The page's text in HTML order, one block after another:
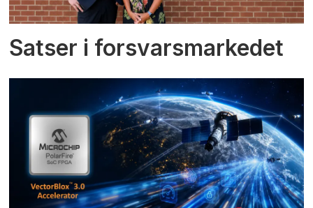
Satser i forsvarsmarkedet